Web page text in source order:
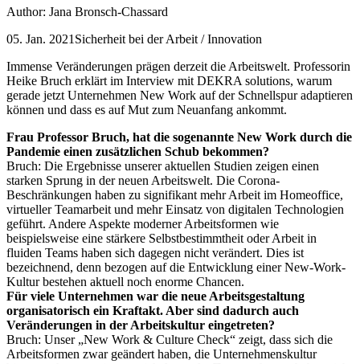
Author: Jana Bronsch-Chassard
05. Jan. 2021 Sicherheit bei der Arbeit / Innovation
Immense Veränderungen prägen derzeit die Arbeitswelt. Professorin
Heike Bruch erklärt im Interview mit DEKRA solutions, warum
gerade jetzt Unternehmen New Work auf der Schnellspur adaptieren
können und dass es auf Mut zum Neuanfang ankommt.
Frau Professor Bruch, hat die ­sogenannte New Work durch die
Pandemie einen zusätzlichen Schub bekommen?
Bruch: Die Ergebnisse unserer aktuellen Studien zeigen einen
starken Sprung in der neuen Arbeitswelt. Die Corona-
Beschränkungen haben zu signifikant mehr Arbeit im Homeoffice,
virtueller Teamarbeit und mehr Einsatz von digitalen Technologien
geführt. Andere Aspekte moderner Arbeitsformen wie
beispielsweise eine stärkere Selbstbestimmtheit oder Arbeit in
fluiden Teams haben sich dagegen nicht verändert. Dies ist
bezeichnend, denn bezogen auf die Entwicklung einer New-Work-
Kultur bestehen aktuell noch enorme Chancen.
Für viele Unternehmen war die neue Arbeitsgestaltung
organisatorisch ein Kraftakt. Aber sind dadurch auch
Veränderungen in der Arbeitskultur eingetreten?
Bruch: Unser „New Work & Culture Check“ zeigt, dass sich die
Arbeitsformen zwar geändert haben, die Unternehmenskultur